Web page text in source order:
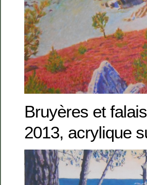
Bruyères et
2013, acrylique